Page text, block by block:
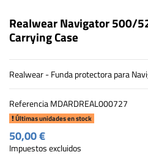
Realwear Navigator 500/
Carrying Case
Realwear - Funda protectora para
ReferenciaMDARDREAL000727
Últimas unidades en stock
50,00 €
Impuestos excluidos